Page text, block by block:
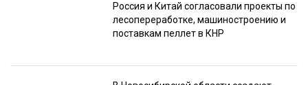
Россия и Китай согласовали проекты по
лесопереработке, машиностроению и
поставкам пеллет в КНР